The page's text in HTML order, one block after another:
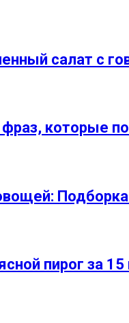
салат с
которые
пирог за